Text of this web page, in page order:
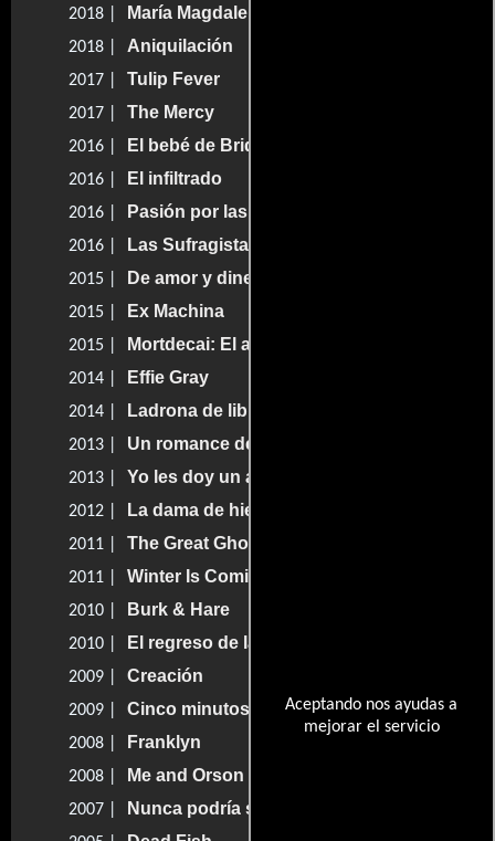
Aceptando nos ayudas a
mejorar el servicio
2018 | María Magdalena
2018 | Aniquilación
2017 | Tulip Fever
2017 | The Mercy
2016 | El bebé de Bridget Jones
2016 | El infiltrado
2016 | Pasión por las letras
2016 | Las Sufragistas
2015 | De amor y dinero
2015 | Ex Machina
2015 | Mortdecai: El artista del engaño
2014 | Effie Gray
2014 | Ladrona de libros
2013 | Un romance de novela
2013 | Yo les doy un año
2012 | La dama de hierro
2011 | The Great Ghost Rescue
2011 | Winter Is Coming
2010 | Burk & Hare
2010 | El regreso de la nana mágica
2009 | Creación
2009 | Cinco minutos de gloria
2008 | Franklyn
2008 | Me and Orson Welles
2007 | Nunca podría ser tuya